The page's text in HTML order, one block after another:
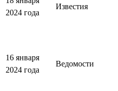
2024 года
Известия
16 января
2024 года
Ведомости